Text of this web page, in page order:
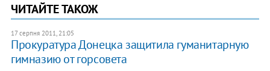
ЧИТАЙТЕ ТАКОЖ
17 серпня 2011, 21:05
Прокуратура Донецка защитила гуманитарную
гимназию от горсовета